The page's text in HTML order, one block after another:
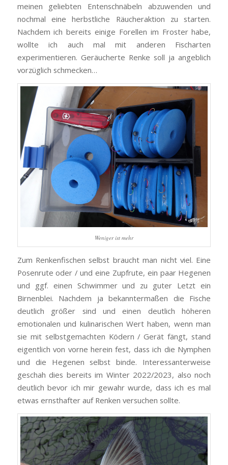
meinen geliebten Entenschnäbeln abzuwenden und
nochmal eine herbstliche Räucheraktion zu starten.
Nachdem ich bereits einige Forellen im Froster habe,
wollte ich auch mal mit anderen Fischarten
experimentieren. Geräucherte Renke soll ja angeblich
vorzüglich schmecken…
Weniger ist mehr
Zum Renkenfischen selbst braucht man nicht viel. Eine
Posenrute oder / und eine Zupfrute, ein paar Hegenen
und ggf. einen Schwimmer und zu guter Letzt ein
Birnenblei. Nachdem ja bekanntermaßen die Fische
deutlich größer sind und einen deutlich höheren
emotionalen und kulinarischen Wert haben, wenn man
sie mit selbstgemachten Ködern / Gerät fängt, stand
eigentlich von vorne herein fest, dass ich die Nymphen
und die Hegenen selbst binde. Interessanterweise
geschah dies bereits im Winter 2022/2023, also noch
deutlich bevor ich mir gewahr wurde, dass ich es mal
etwas ernsthafter auf Renken versuchen sollte.